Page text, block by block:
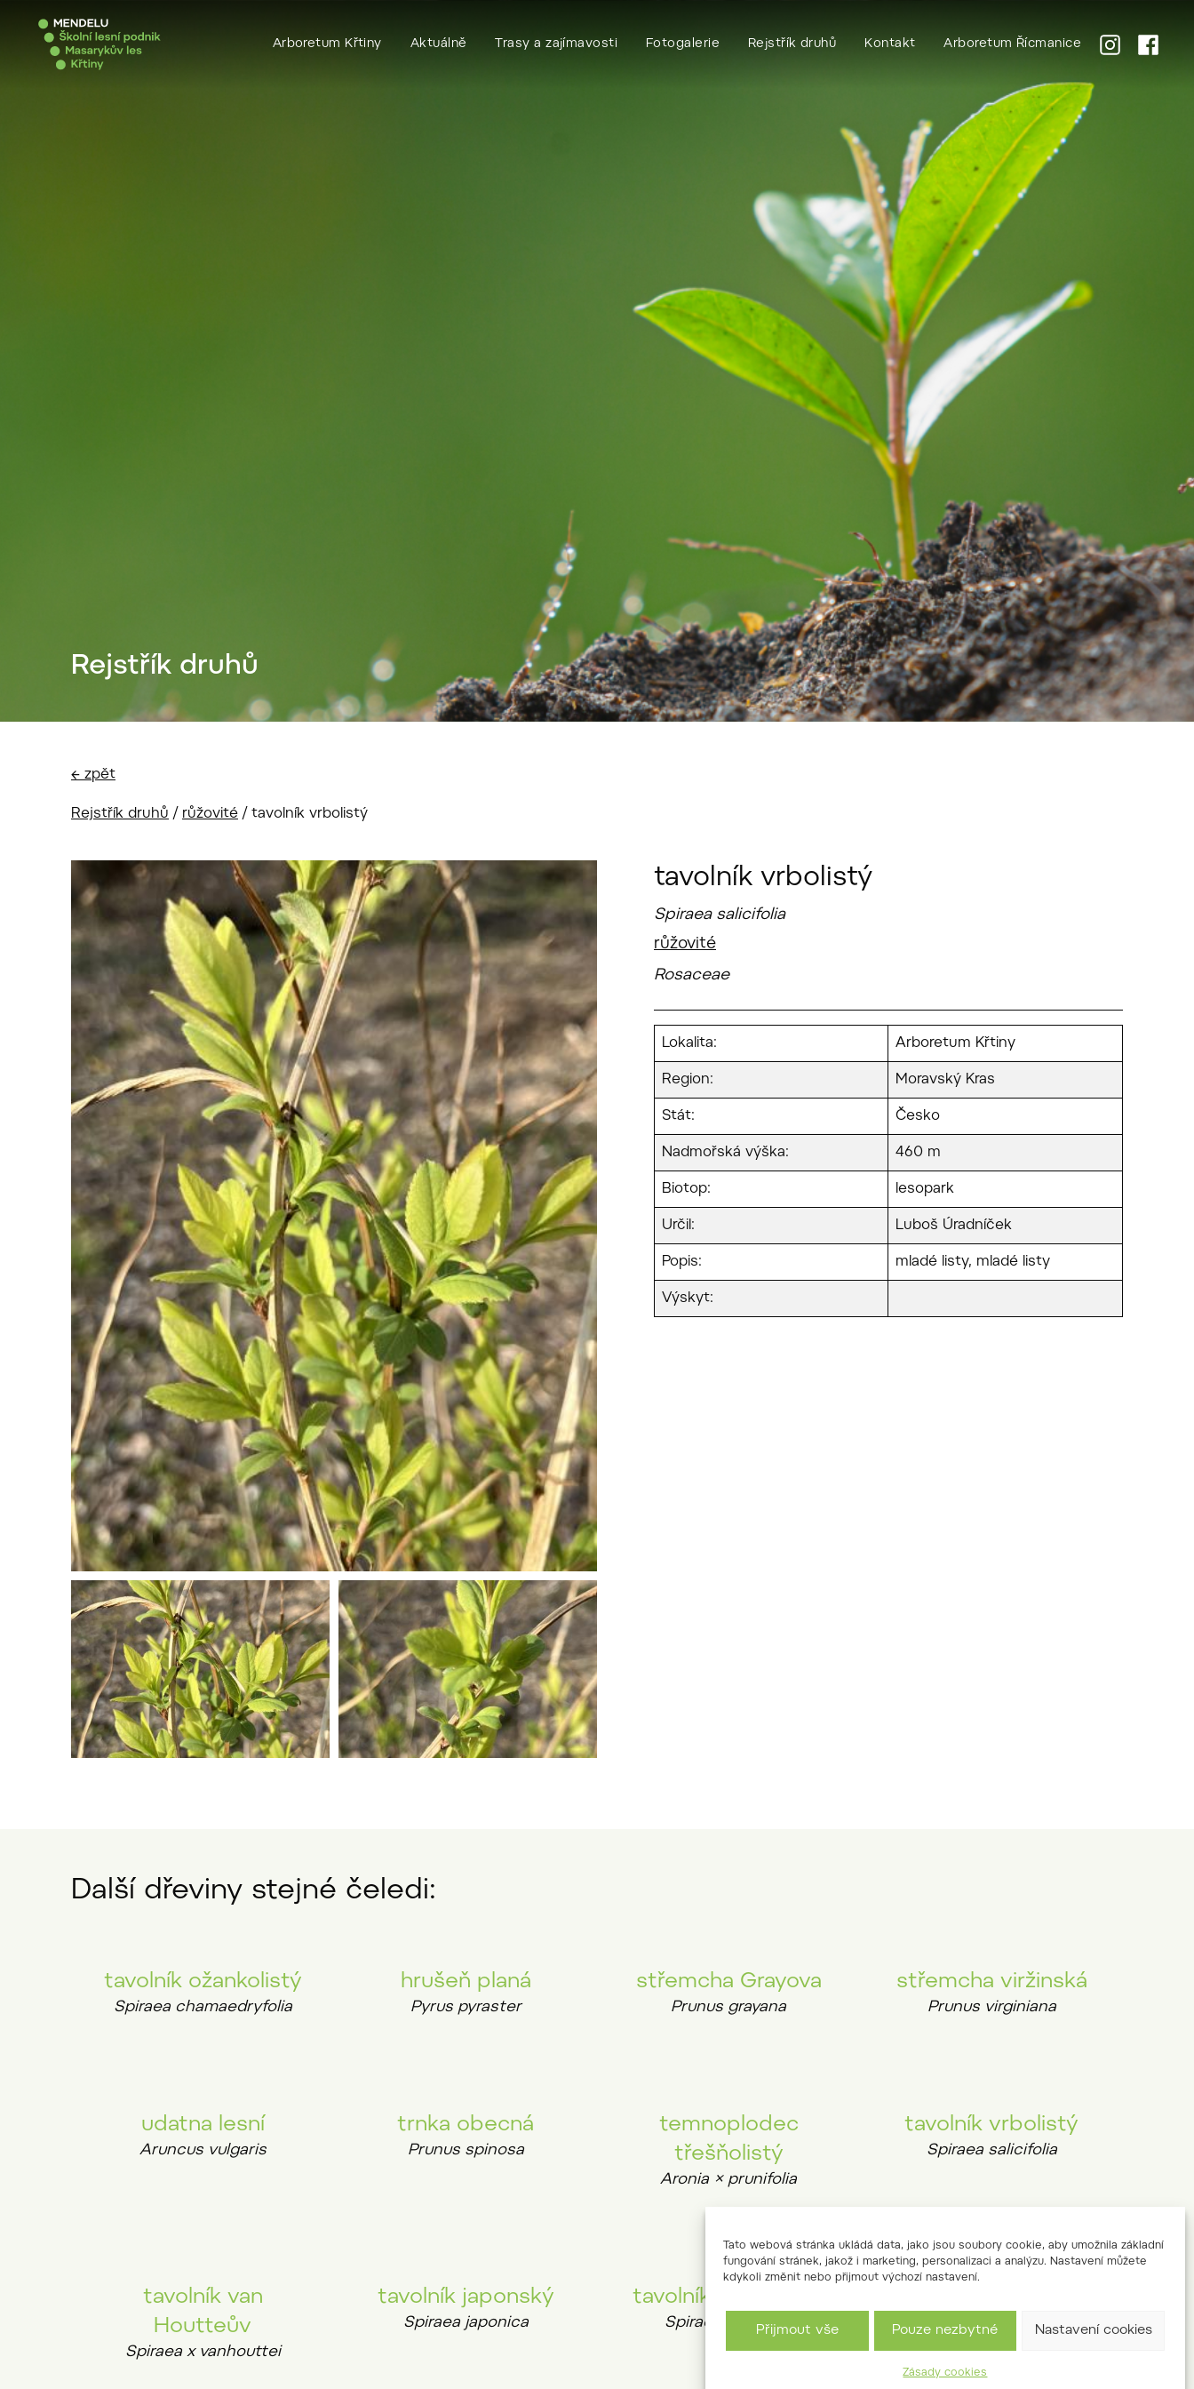
Tato webová stránka ukládá data, jako jsou soubory cookie, aby umožnila základní
fungování stránek, jakož i marketing, personalizaci a analýzu. Nastavení můžete
kdykoli změnit nebo přijmout výchozí nastavení.
Přijmout vše Pouze nezbytné Nastavení cookies
Zásady cookies
Arboretum Křtiny Aktuálně Trasy a zajímavosti Fotogalerie Rejstřík druhů Kontakt Arboretum Řícmanice
Rejstřík druhů
← zpět
Rejstřík druhů / růžovité / tavolník vrbolistý
tavolník vrbolistý
Spiraea salicifolia
růžovité
Rosaceae
Lokalita: Arboretum Křtiny
Region: Moravský Kras
Stát: Česko
Nadmořská výška: 460 m
Biotop: lesopark
Určil: Luboš Úradníček
Popis: mladé listy, mladé listy
Výskyt:
Další dřeviny stejné čeledi:
tavolník ožankolistý
Spiraea chamaedryfolia
hrušeň planá
Pyrus pyraster
střemcha Grayova
Prunus grayana
střemcha viržinská
Prunus virginiana
udatna lesní
Aruncus vulgaris
trnka obecná
Prunus spinosa
temnoplodec
třešňolistý
Aronia × prunifolia
tavolník vrbolistý
Spiraea salicifolia
tavolník van
Houtteův
Spiraea x vanhouttei
tavolník japonský
Spiraea japonica
tavolník Douglasův
Spiraea douglasii Prunus serrula